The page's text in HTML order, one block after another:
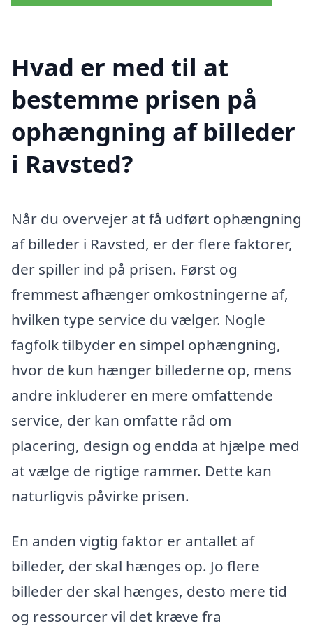
Hvad er med til at
bestemme prisen på
ophængning af billeder
i Ravsted?
Når du overvejer at få udført ophængning
af billeder i Ravsted, er der flere faktorer,
der spiller ind på prisen. Først og
fremmest afhænger omkostningerne af,
hvilken type service du vælger. Nogle
fagfolk tilbyder en simpel ophængning,
hvor de kun hænger billederne op, mens
andre inkluderer en mere omfattende
service, der kan omfatte råd om
placering, design og endda at hjælpe med
at vælge de rigtige rammer. Dette kan
naturligvis påvirke prisen.
En anden vigtig faktor er antallet af
billeder, der skal hænges op. Jo flere
billeder der skal hænges, desto mere tid
og ressourcer vil det kræve fra